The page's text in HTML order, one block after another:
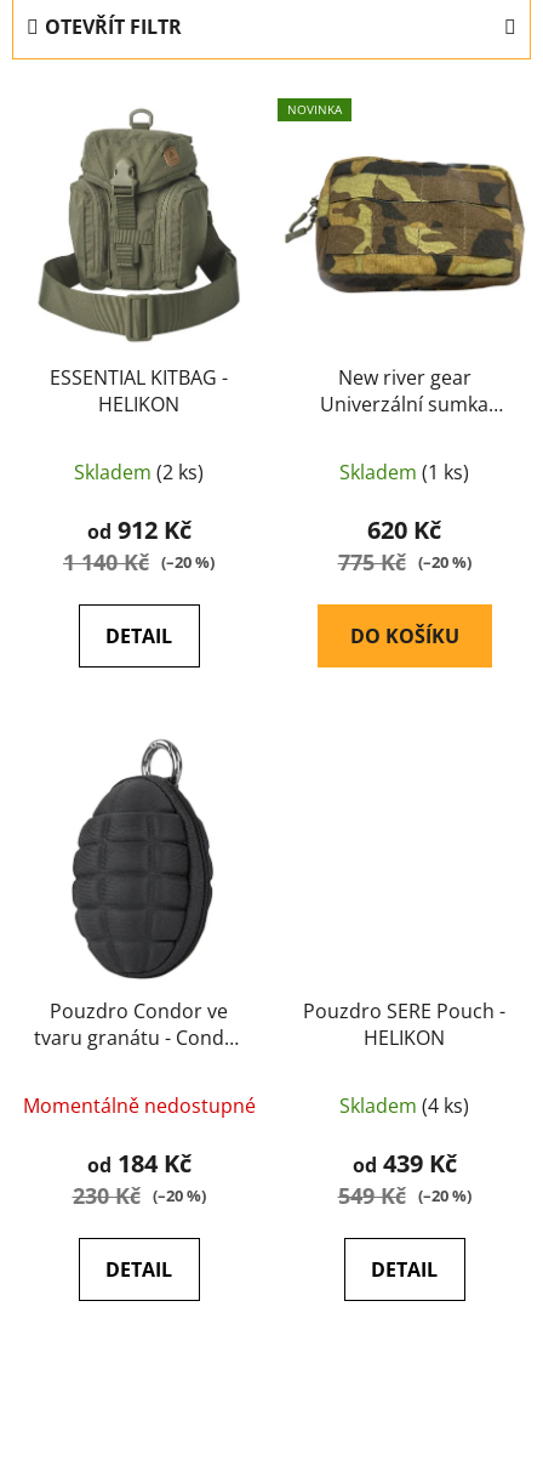
n
í
OTEVŘÍT FILTR
ESSENTIAL KITBAG -
HELIKON
Skladem (2 ks)
od 912 Kč
1 140 Kč (–20 %)
DETAIL
NOVINKA
New river gear
Univerzální sumka
Skladem (1 ks)
620 Kč
775 Kč (–20 %)
DO KOŠÍKU
Pouzdro Condor ve
tvaru granátu - Condor
Momentálně nedostupné
od 184 Kč
230 Kč (–20 %)
DETAIL
Pouzdro SERE Pouch -
HELIKON
Skladem (4 ks)
od 439 Kč
549 Kč (–20 %)
DETAIL